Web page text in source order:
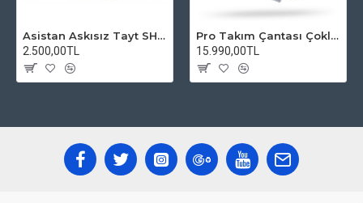
Asistan Askısız Tayt SH20 Pedli Siyah
2.500,00TL
Pro Takım Çantası Çoklu Tamir Seti
15.990,00TL